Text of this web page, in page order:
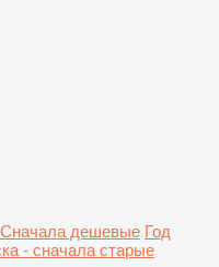
Сначала дешевые Год
- сначала старые